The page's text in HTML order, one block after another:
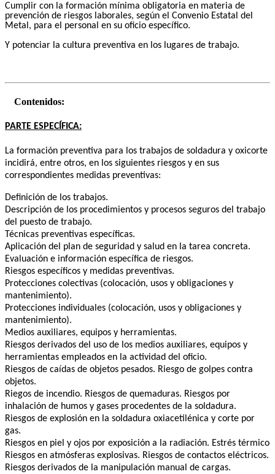
Cumplir con la formación mínima obligatoria en materia de
prevención de riesgos laborales, según el Convenio Estatal del
Metal, para el personal en su oficio específico.
Y potenciar la cultura preventiva en los lugares de trabajo.
Contenidos:
PARTE ESPECÍFICA:
La formación preventiva para los trabajos de soldadura y oxicorte
incidirá, entre otros, en los siguientes riesgos y en sus
correspondientes medidas preventivas:
Definición de los trabajos.
Descripción de los procedimientos y procesos seguros del trabajo
del puesto de trabajo.
Técnicas preventivas específicas.
Aplicación del plan de seguridad y salud en la tarea concreta.
Evaluación e información específica de riesgos.
Riesgos específicos y medidas preventivas.
Protecciones colectivas (colocación, usos y obligaciones y
mantenimiento).
Protecciones individuales (colocación, usos y obligaciones y
mantenimiento).
Medios auxiliares, equipos y herramientas.
Riesgos derivados del uso de los medios auxiliares, equipos y
herramientas empleados en la actividad del oficio.
Riesgos de caídas de objetos pesados. Riesgo de golpes contra
objetos.
Riegos de incendio. Riesgos de quemaduras. Riesgos por
inhalación de humos y gases procedentes de la soldadura.
Riesgos de explosión en la soldadura oxiacetilénica y corte por
gas.
Riesgos en piel y ojos por exposición a la radiación. Estrés térmico
Riesgos en atmósferas explosivas. Riesgos de contactos eléctricos.
Riesgos derivados de la manipulación manual de cargas.